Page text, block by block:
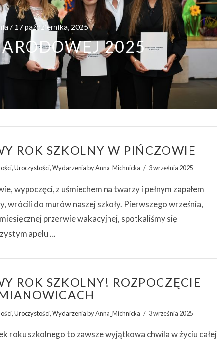
/ 17 października, 2025
2025
ROK SZKOLNY W PIŃCZOWIE
,Uroczystości,Wydarzeniaby Anna_Michnicka 3 września 2025
wypoczęci, z uśmiechem na twarzy i pełnym zapałem
wrócili do murów naszej szkoły. Pierwszego września,
przerwie wakacyjnej, spotkaliśmy się
apelu …
ROK SZKOLNY! ROZPOCZĘCIE
,Uroczystości,Wydarzeniaby Anna_Michnicka 3 września 2025
roku szkolnego to zawsze wyjątkowa chwila w życiu całej